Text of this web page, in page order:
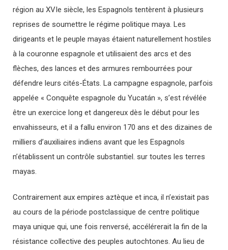
région au XVIe siècle, les Espagnols tentèrent à plusieurs
reprises de soumettre le régime politique maya. Les
dirigeants et le peuple mayas étaient naturellement hostiles
à la couronne espagnole et utilisaient des arcs et des
flèches, des lances et des armures rembourrées pour
défendre leurs cités-États. La campagne espagnole, parfois
appelée « Conquête espagnole du Yucatán », s’est révélée
être un exercice long et dangereux dès le début pour les
envahisseurs, et il a fallu environ 170 ans et des dizaines de
milliers d’auxiliaires indiens avant que les Espagnols
n’établissent un contrôle substantiel. sur toutes les terres
mayas.
Contrairement aux empires aztèque et inca, il n’existait pas
au cours de la période postclassique de centre politique
maya unique qui, une fois renversé, accélérerait la fin de la
résistance collective des peuples autochtones. Au lieu de